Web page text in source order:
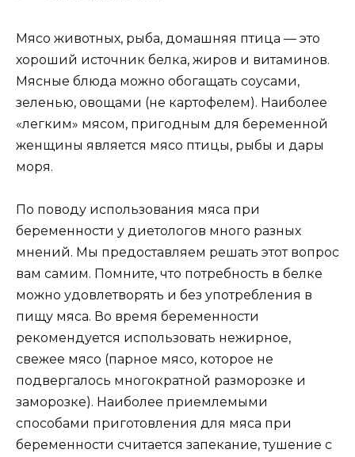
Мясо животных, рыба, домашняя птица — это
хороший источник белка, жиров и витаминов.
Мясные блюда можно обогащать соусами,
зеленью, овощами (не картофелем). Наиболее
«легким» мясом, пригодным для беременной
женщины является мясо птицы, рыбы и дары
моря.
По поводу использования мяса при
беременности у диетологов много разных
мнений. Мы предоставляем решать этот вопрос
вам самим. Помните, что потребность в белке
можно удовлетворять и без употребления в
пищу мяса. Во время беременности
рекомендуется использовать нежирное,
свежее мясо (парное мясо, которое не
подвергалось многократной разморозке и
заморозке). Наиболее приемлемыми
способами приготовления для мяса при
беременности считается запекание, тушение с